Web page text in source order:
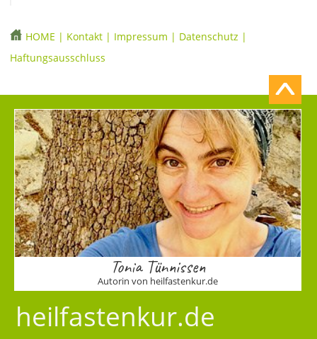
HOME | Kontakt | Impressum | Datenschutz |
Haftungsausschluss
Tonia Tünnissen
Autorin von heilfastenkur.de
heilfastenkur.de